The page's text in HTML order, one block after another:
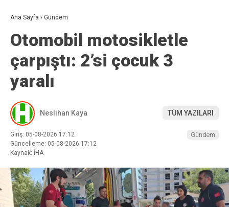
Ana Sayfa › Gündem
Otomobil motosikletle
çarpıştı: 2’si çocuk 3
yaralı
Neslihan Kaya TÜM YAZILARI
Giriş: 05-08-2026 17:12
Güncelleme: 05-08-2026 17:12
Kaynak: İHA
Gündem